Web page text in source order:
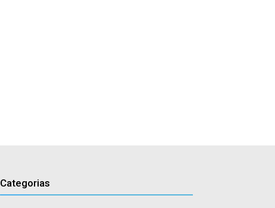
Categorias